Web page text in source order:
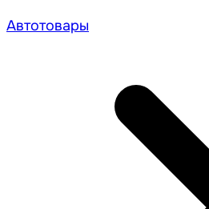
Автотовары